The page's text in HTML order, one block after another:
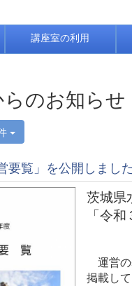
講座室の利用
のお知らせ
要覧」を公開しまし
茨城県
「令
運営の
掲載して